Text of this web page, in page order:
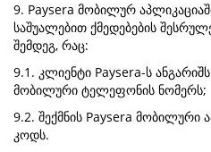
9. Paysera მობილურ
საშუალებით ქმედებების
შემდეგ, რაც:
9.1. კლიენტი Paysera-ს
მობილური ტელეფონის ნომერს;
9.2. შექმნის Paysera მობილური
კოდს.